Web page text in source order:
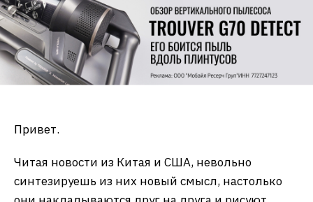
Привет.
Читая новости из Китая и США, невольно
синтезируешь из них новый смысл, настолько